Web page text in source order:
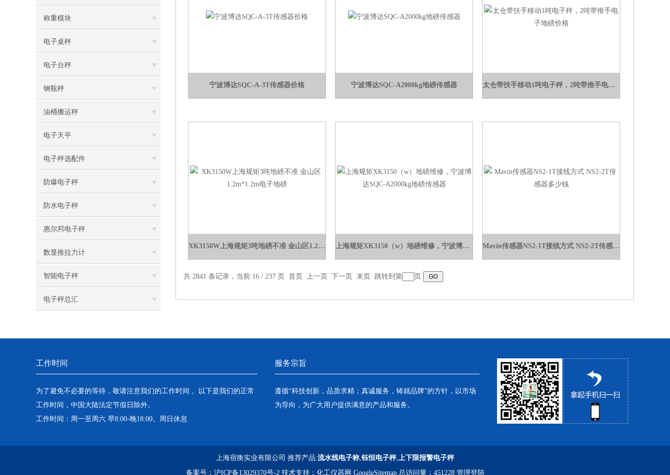
称重模块
电子桌秤
电子台秤
钢瓶秤
油桶搬运秤
电子天平
电子秤选配件
防爆电子秤
防水电子秤
惠尔邦电子秤
数显推拉力计
智能电子秤
电子秤总汇
宁波博达SQC-A-3T传感器价格 宁波博达SQC-A2000kg地磅传感器 太仓带扶手移动1吨电子秤，2吨带推手电子地磅价格
XK3150W上海规矩3吨地磅不准 金山区1.2m*1.2m电子地磅 上海规矩XK3150（w）地磅维修，宁波博达SQC-A2000kg地磅传感器 Mavin传感器NS2-1T接线方式 NS2-2T传感器多少钱
共 2841 条记录，当前 16 / 237 页 首页 上一页 下一页 末页 跳转到第 页
工作时间
为了避免不必要的等待，敬请注意我们的工作时间 。以下是我们的正常
工作时间，中国大陆法定节假日除外。
工作时间：周一至周六 早8:00-晚18:00。周日休息
服务宗旨
遵循“科技创新，品质求精；真诚服务，铸就品牌”的方针，以市场
为导向，为广大用户提供满意的产品和服务。
上海宿衡实业有限公司 推荐产品:流水线电子称,钰恒电子秤,上下限报警电子秤
备案号： 沪ICP备13029370号-2技术支持： 化工仪器网 GoogleSitemap总访问量：451228 管理登陆